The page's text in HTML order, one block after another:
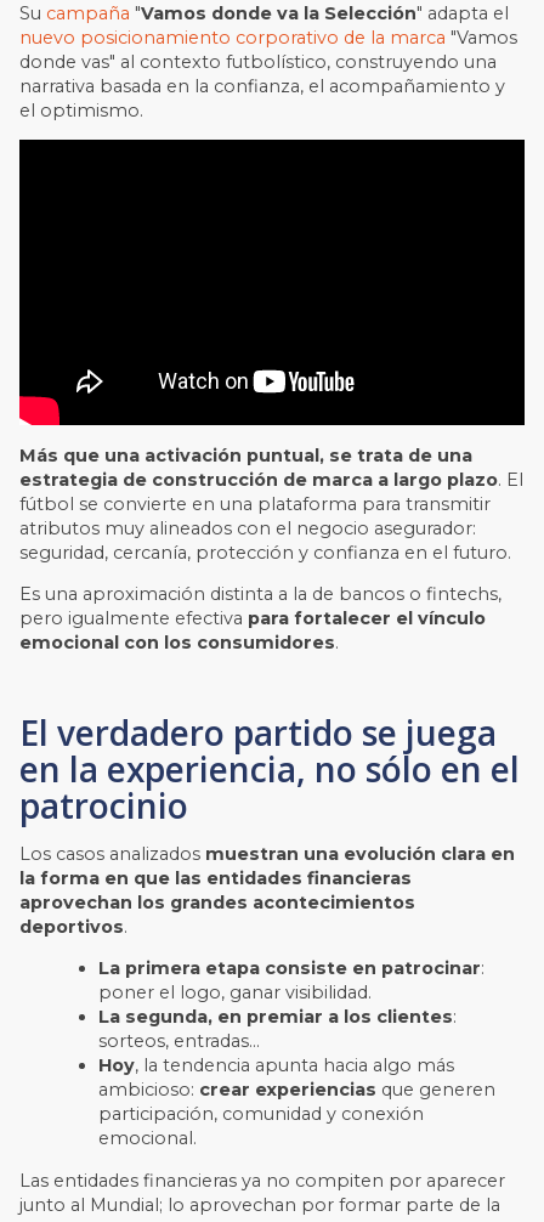
Su campaña "Vamos donde va la Selección" adapta el
nuevo posicionamiento corporativo de la marca "Vamos
donde vas" al contexto futbolístico, construyendo una
narrativa basada en la confianza, el acompañamiento y
el optimismo.
Más que una activación puntual, se trata de una
estrategia de construcción de marca a largo plazo. El
fútbol se convierte en una plataforma para transmitir
atributos muy alineados con el negocio asegurador:
seguridad, cercanía, protección y confianza en el futuro.
Es una aproximación distinta a la de bancos o fintechs,
pero igualmente efectiva para fortalecer el vínculo
emocional con los consumidores.
El verdadero partido se juega
en la experiencia, no sólo en el
patrocinio
Los casos analizados muestran una evolución clara en
la forma en que las entidades financieras
aprovechan los grandes acontecimientos
deportivos.
La primera etapa consiste en patrocinar:
poner el logo, ganar visibilidad.
La segunda, en premiar a los clientes:
sorteos, entradas…
Hoy, la tendencia apunta hacia algo más
ambicioso: crear experiencias que generen
participación, comunidad y conexión
emocional.
Las entidades financieras ya no compiten por aparecer
junto al Mundial; lo aprovechan por formar parte de la